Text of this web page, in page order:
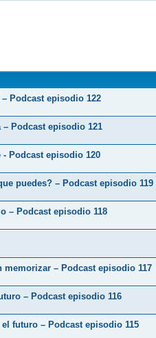
Podcast episodio 122
Podcast episodio 121
Podcast episodio 120
puedes? – Podcast episodio 119
– Podcast episodio 118
– Podcast episodio 117
– Podcast episodio 116
futuro – Podcast episodio 115